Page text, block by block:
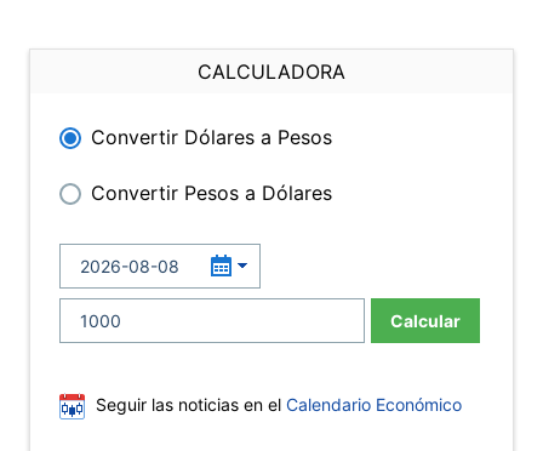
CALCULADORA
Convertir Dólares a Pesos
Convertir Pesos a Dólares
Calcular
Seguir las noticias en el Calendario Económico